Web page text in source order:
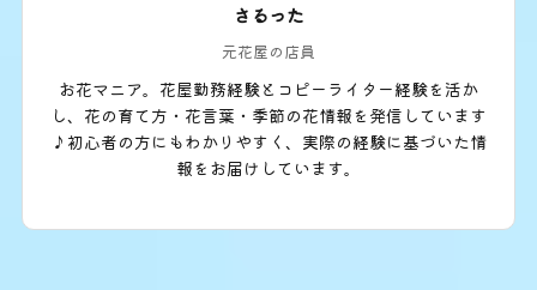
さるった
元花屋の店員
お花マニア。花屋勤務経験とコピーライター経験を活か
し、花の育て方・花言葉・季節の花情報を発信しています
♪初心者の方にもわかりやすく、実際の経験に基づいた情
報をお届けしています。